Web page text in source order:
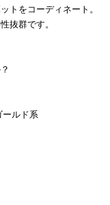
トをコーディネート。
抜群です。
ルド系